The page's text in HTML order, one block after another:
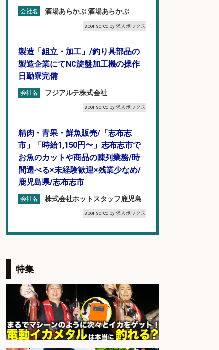
会社名 酒場あらかぶ 酒場あらかぶ
sponsored by 求人ボックス
製造「組立・加工」/釣り具部品の
製造企業にてNC旋盤加工機の操作
日勤寮完備
会社名 フジアルテ株式会社
sponsored by 求人ボックス
精肉・青果・鮮魚販売/「志布志
市」「時給1,150円〜」志布志市で
お魚のカットや商品の陳列業務/時
間選べる×未経験歓迎×残業少なめ/
鹿児島県/志布志市
会社名 株式会社ホットスタッフ鹿児島
sponsored by 求人ボックス
カーの物流事務・営業アシスタン
ト/土日祝休み×大型連休あり×残業
なし/滋賀県/大津市
会社名 株式会社ホットスタッフ滋賀
sponsored by 求人ボックス
特集